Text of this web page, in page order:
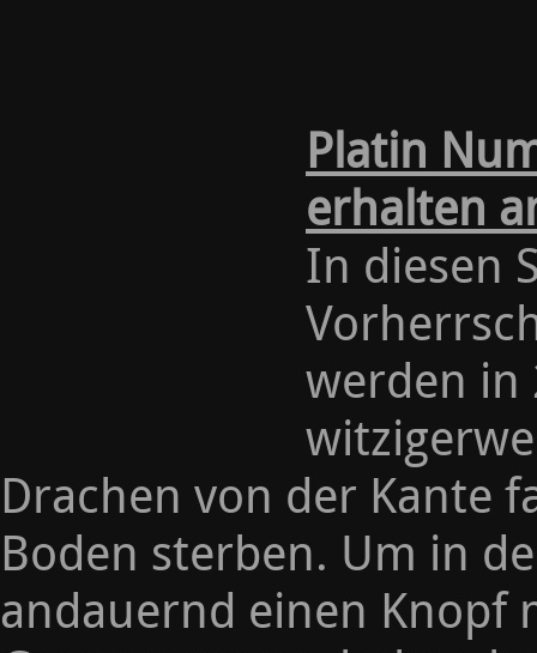
Platin
erhalten
In diesen
werden in
Drachen von der Kante
Boden sterben. Um in
andauernd einen Knopf